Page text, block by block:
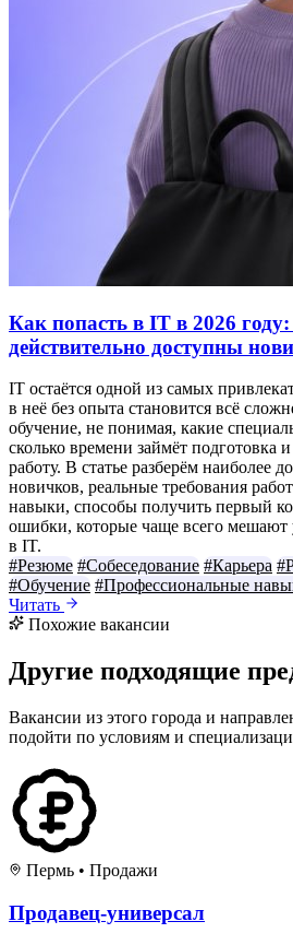
Как попасть в IT в 2026
действительно доступны
IT остаётся одной из самых
в неё без опыта становится всё
обучение, не понимая, какие
сколько времени займёт подготовка
работу. В статье разберём наиболее
новичков, реальные требования
навыки, способы получить первый
ошибки, которые чаще всего мешают
в IT.
#Резюме #Собеседование #Карьера
#Обучение #Профессиональные
Читать
Похожие вакансии
Другие подходящие
Вакансии из этого города и
подойти по условиям и
Пермь • Продажи
Продавец-универсал